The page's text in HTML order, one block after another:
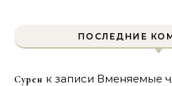
ПОСЛЕДНИЕ
Сурен к записи Вменяемые